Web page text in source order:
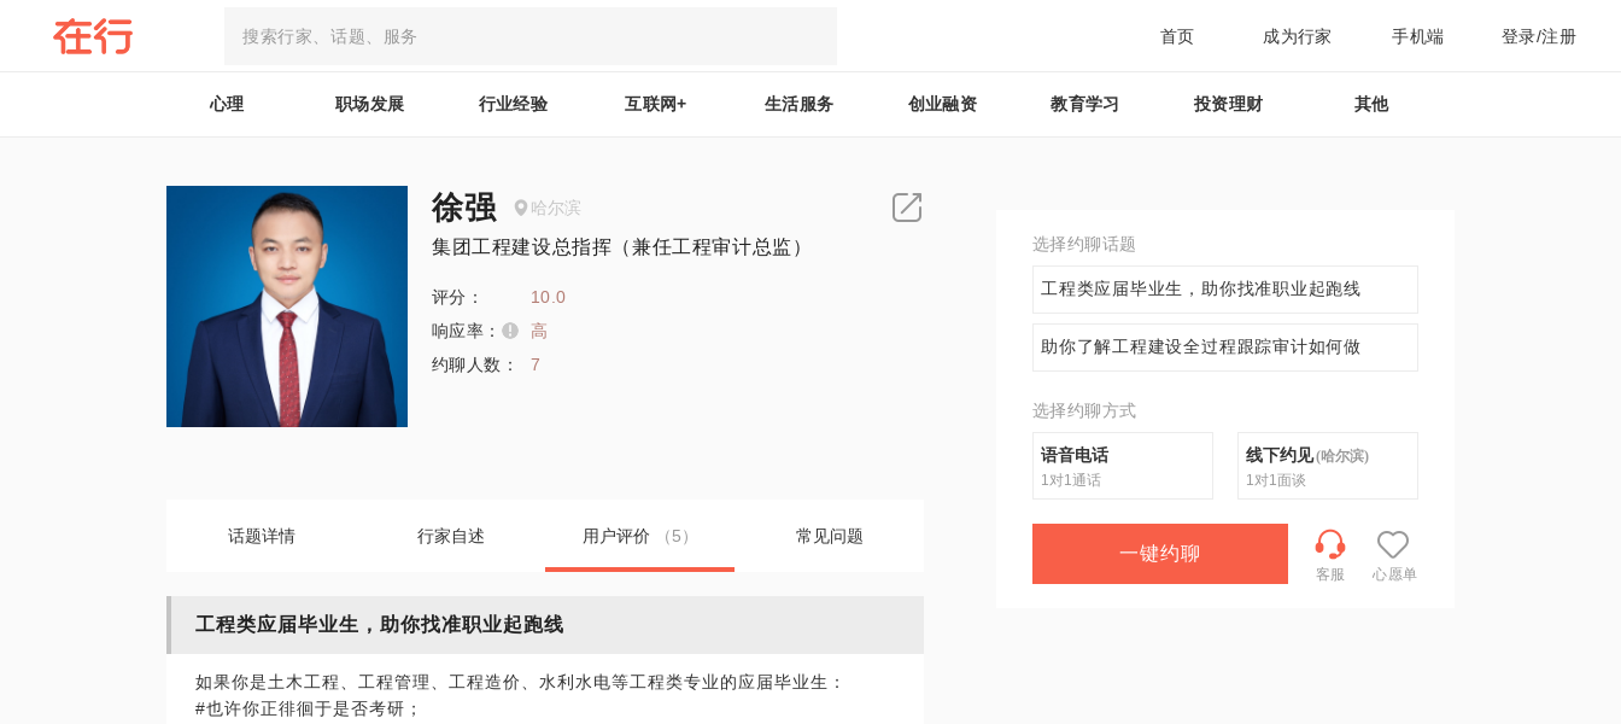
首页 成为行家 手机端 登录/注册
心理 职场发展 行业经验 互联网+ 生活服务 创业融资 教育学习 投资理财 其他
徐强 哈尔滨
集团工程建设总指挥（兼任工程审计总监）
评分：
10.0
响应率：
高
约聊人数：
7
话题详情 行家自述 用户评价 （5） 常见问题
工程类应届毕业生，助你找准职业起跑线
如果你是土木工程、工程管理、工程造价、水利水电等工程类专业的应届毕业生：
#也许你正徘徊于是否考研；
选择约聊话题
工程类应届毕业生，助你找准职业起跑线
助你了解工程建设全过程跟踪审计如何做
选择约聊方式
语音电话
1对1通话
线下约见(哈尔滨)
1对1面谈
一键约聊
客服 心愿单